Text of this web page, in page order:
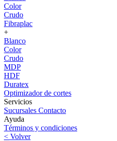
Color
Crudo
Fibraplac
+
Blanco
Color
Crudo
MDP
HDF
Duratex
Optimizador de cortes
Servicios
Sucursales Contacto
Ayuda
Términos y condiciones
< Volver